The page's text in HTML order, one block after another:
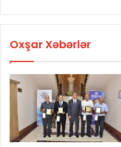
Oxşar Xəbərlər